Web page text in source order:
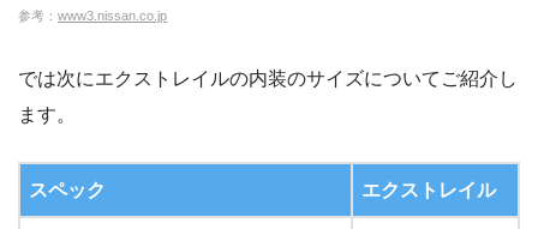
参考： www3.nissan.co.jp
では次にエクストレイルの内装のサイズについてご紹介し
ます。
スペック エクストレイル